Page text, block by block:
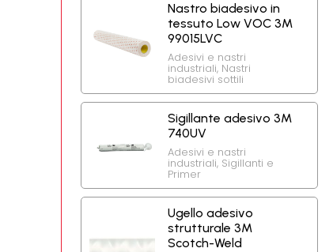
Nastro biadesivo in
tessuto Low VOC 3M
99015LVC
Adesivi e nastri
industriali, Nastri
biadesivi sottili
Sigillante adesivo 3M
740UV
Adesivi e nastri
industriali, Sigillanti e
Primer
Ugello adesivo
strutturale 3M
Scotch-Weld